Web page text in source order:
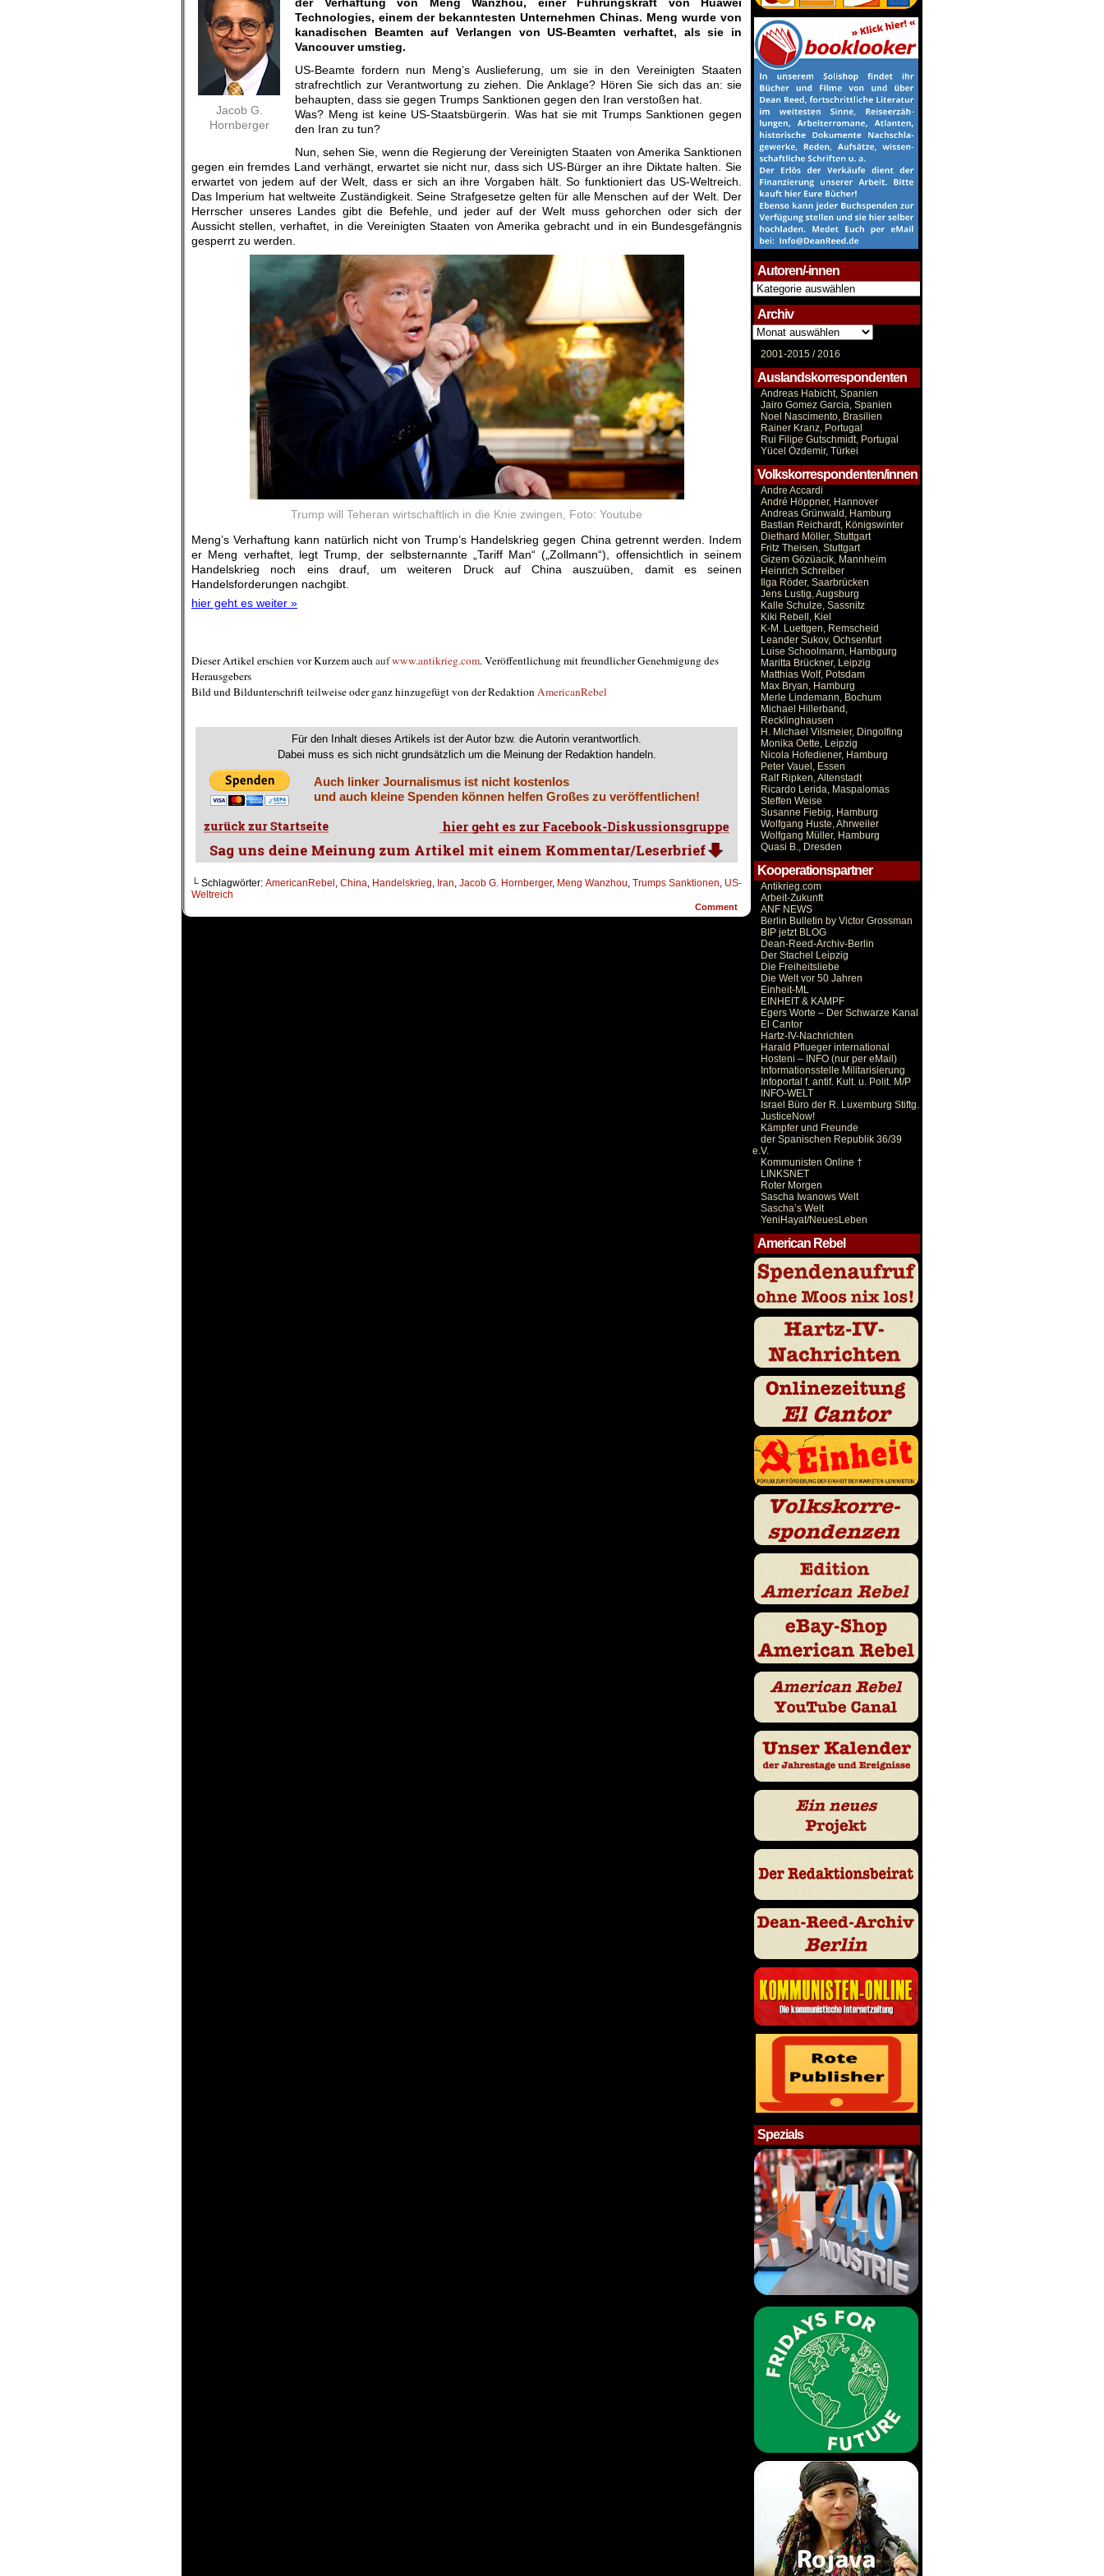
Jacob G.
Hornberger
Technologies, einem der bekanntesten Unternehmen Chinas. Meng wurde von
kanadischen Beamten auf Verlangen von US-Beamten verhaftet, als sie in
Vancouver umstieg.
US-Beamte fordern nun Meng’s Auslieferung, um sie in den Vereinigten Staaten
strafrechtlich zur Verantwortung zu ziehen. Die Anklage? Hören Sie sich das an: sie
behaupten, dass sie gegen Trumps Sanktionen gegen den Iran verstoßen hat.
Was? Meng ist keine US-Staatsbürgerin. Was hat sie mit Trumps Sanktionen gegen
den Iran zu tun?
Nun, sehen Sie, wenn die Regierung der Vereinigten Staaten von Amerika Sanktionen
gegen ein fremdes Land verhängt, erwartet sie nicht nur, dass sich US-Bürger an ihre Diktate halten. Sie
erwartet von jedem auf der Welt, dass er sich an ihre Vorgaben hält. So funktioniert das US-Weltreich.
Das Imperium hat weltweite Zuständigkeit. Seine Strafgesetze gelten für alle Menschen auf der Welt. Der
Herrscher unseres Landes gibt die Befehle, und jeder auf der Welt muss gehorchen oder sich der
Aussicht stellen, verhaftet, in die Vereinigten Staaten von Amerika gebracht und in ein Bundesgefängnis
gesperrt zu werden.
Trump will Teheran wirtschaftlich in die Knie zwingen, Foto: Youtube
Meng’s Verhaftung kann natürlich nicht von Trump’s Handelskrieg gegen China getrennt werden. Indem
er Meng verhaftet, legt Trump, der selbsternannte „Tariff Man“ („Zollmann“), offensichtlich in seinem
Handelskrieg noch eins drauf, um weiteren Druck auf China auszuüben, damit es seinen
Handelsforderungen nachgibt.
hier geht es weiter »
Dieser Artikel erschien vor Kurzem auch aufwww.antikrieg.com. Veröffentlichung mit freundlicher Genehmigung des
Herausgebers
Bild und Bildunterschrift teilweise oder ganz hinzugefügt von der Redaktion AmericanRebel
Für den Inhalt dieses Artikels ist der Autor bzw. die Autorin verantwortlich.
Dabei muss es sich nicht grundsätzlich um die Meinung der Redaktion handeln.
Auch linker Journalismus ist nicht kostenlos
und auch kleine Spenden können helfen Großes zu veröffentlichen!
└ Schlagwörter: AmericanRebel China Handelskrieg Iran Jacob G. Hornberger, Meng Wanzhou Trumps Sanktionen US-
Weltreich
Comment
Autoren/-innen
Autoren/-
innen
Archiv
Archiv
2001-2015 /2016
Auslandskorrespondenten
Andreas Habicht, Spanien
Jairo Gomez Garcia, Spanien
Noel Nascimento, Brasilien
Rainer Kranz, Portugal
Rui Filipe Gutschmidt, Portugal
Yücel Özdemir, Türkei
Volkskorrespondenten/innen
Andre Accardi
André Höppner, Hannover
Andreas Grünwald, Hamburg
Bastian Reichardt, Königswinter
Diethard Möller, Stuttgart
Fritz Theisen, Stuttgart
Gizem Gözüacik, Mannheim
Heinrich Schreiber
Ilga Röder, Saarbrücken
Jens Lustig, Augsburg
Kalle Schulze, Sassnitz
Kiki Rebell, Kiel
K-M. Luettgen, Remscheid
Leander Sukov, Ochsenfurt
Luise Schoolmann, Hambgurg
Maritta Brückner, Leipzig
Matthias Wolf, Potsdam
Max Bryan, Hamburg
Merle Lindemann, Bochum
Michael Hillerband,
Recklinghausen
H. Michael Vilsmeier, Dingolfing
Monika Oette, Leipzig
Nicola Hofediener, Hamburg
Peter Vauel, Essen
Ralf Ripken, Altenstadt
Ricardo Lerida, Maspalomas
Steffen Weise
Susanne Fiebig, Hamburg
Wolfgang Huste, Ahrweiler
Wolfgang Müller, Hamburg
Quasi B., Dresden
Kooperationspartner
Antikrieg.com
Arbeit-Zukunft
ANF NEWS
Berlin Bulletin by Victor Grossman
BIP jetzt BLOG
Dean-Reed-Archiv-Berlin
Der Stachel Leipzig
Die Freiheitsliebe
Die Welt vor 50 Jahren
Einheit-ML
EINHEIT & KAMPF
Egers Worte – Der Schwarze Kanal
El Cantor
Hartz-IV-Nachrichten
Harald Pflueger international
Hosteni – INFO (nur per eMail)
Informationsstelle Militarisierung
Infoportal f. antif. Kult. u. Polit. M/P
INFO-WELT
Israel Büro der R. Luxemburg Stiftg.
JusticeNow!
Kämpfer und Freunde
der Spanischen Republik 36/39
e.V.
Kommunisten Online †
LINKSNET
Roter Morgen
Sascha Iwanows Welt
Sascha’s Welt
YeniHayat/NeuesLeben
American Rebel
Spezials